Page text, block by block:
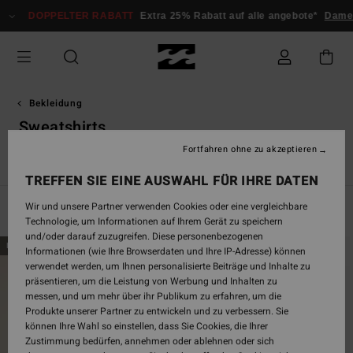
zur
Auswahl
springen
RABATT Extra 25% Rabatt auf alle angebote* Damen
Bekleidung
Sweatshirts
Filtern & Sortieren 75Ergebnisse
Direkt
zu
Filterkriterien
springen
Überspringen
und
filtern
BRANDNEU BRANDNEU
TREFFEN SIE EINE AUSWAHL FÜR IHRE DATEN
Wir und unsere Partner verwenden Cookies oder eine vergleichbare
Technologie, um Informationen auf Ihrem Gerät zu speichern
und/oder darauf zuzugreifen. Diese personenbezogenen
Informationen (wie Ihre Browserdaten und Ihre IP-Adresse) können
verwendet werden, um Ihnen personalisierte Beiträge und Inhalte zu
präsentieren, um die Leistung von Werbung und Inhalten zu
messen, und um mehr über ihr Publikum zu erfahren, um die
Produkte unserer Partner zu entwickeln und zu verbessern. Sie
können Ihre Wahl so einstellen, dass Sie Cookies, die Ihrer
Zustimmung bedürfen, annehmen oder ablehnen oder sich
Fortfahren ohne zu akzeptieren